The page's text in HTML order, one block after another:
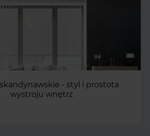
- styl i prostota
wystroju wnętrz